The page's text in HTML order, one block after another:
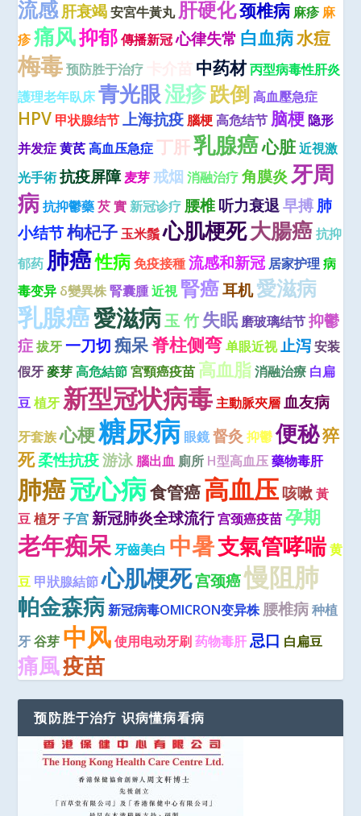
流感肝衰竭 安宮牛黃丸 肝硬化颈椎病 麻疹 麻
疹痛风抑郁 傳播新冠 心律失常 白血病水痘
梅毒 预防胜于治疗 中药材丙型病毒性肝炎
護理老年臥床 青光眼湿疹跌倒 高血壓急症
HPV 甲状腺结节 上海抗疫 腦梗 高危结节 脑梗 隐形
并发症 黄芪 高血压急症 丁肝乳腺癌心脏近視激
光手術 抗疫屏障麦芽 戒烟 消融治疗 角膜炎 牙周
病 抗抑鬱藥 芡 實 新冠诊疗 腰椎听力衰退早搏肺
小结节枸杞子 玉米鬚 心肌梗死大腸癌 抗抑
郁药 肺癌性病 免疫接種 流感和新冠 居家护理 病
毒变异 δ變異株腎囊腫近視 腎癌耳机愛滋病
乳腺癌愛滋病玉 竹失眠 磨玻璃结节 抑鬱
症 拔牙 一刀切 痴呆脊柱侧弯 单眼近视止泻 安装
假牙 麥芽 高危結節 宮頸癌疫苗 高血脂 消融治療 白扁
豆 植牙 新型冠状病毒 主動脈夾層 血友病
牙套族 心梗糖尿病 眼鏡督灸 抑鬱 便秘猝
死柔性抗疫游泳 腦出血 廁所 H型高血压 藥物毒肝
肺癌冠心病食管癌高血压咳嗽 黃
豆 植牙 子宫 新冠肺炎全球流行宫颈癌疫苗 孕期
老年痴呆牙齒美白 中暑支氣管哮喘黄
豆 甲狀腺結節 心肌梗死宫颈癌慢阻肺
帕金森病 新冠病毒OMICRON变异株 腰椎病 种植
牙 谷芽 中风 使用电动牙刷 药物毒肝 忌口 白扁豆
痛風疫苗
预防胜于治疗 识病懂病看病